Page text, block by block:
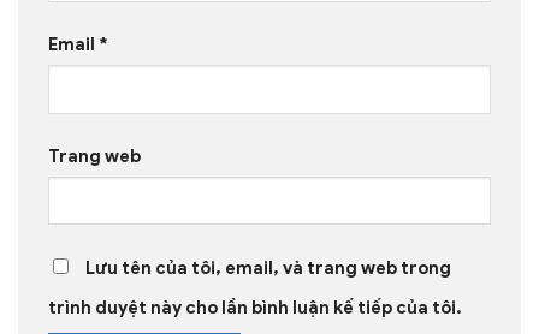
Email *
Trang web
Lưu tên của tôi, email, và trang web trong
trình duyệt này cho lần bình luận kế tiếp của tôi.